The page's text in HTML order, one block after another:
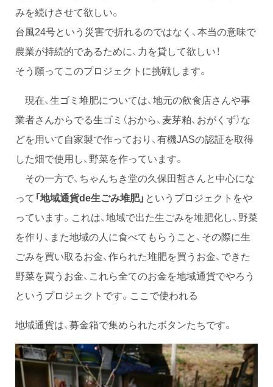
みを続けさせて欲しい。
台風24号という災害で折れるのではなく、本当の意味で
農業が持続的であるために、力を貸して欲しい！
そう願ってこのプロジェクトに挑戦します。
現在、生ゴミ堆肥については、地元の飲食店さんや事
業者さんからでる生ゴミ（おから、麦芽粕、おがくず）な
どを用いて自家製で作っており、有機JASの認証を取得
した畑で使用し、野菜を作っています。
その一方で、ちゃんちき堂の久保田哲さんと中心にな
って 「地域通貨de生ごみ堆肥」 というプロジェクトをや
っています。これは、地域で出た生ごみを堆肥化し、野菜
を作り、また地域の人に食べてもらうこと、その際に生
ごみを買い取るお金、作られた堆肥を買うお金、できた
野菜を買うお金、これら全てのお金を地域通貨でやろう
というプロジェクトです。ここで使われる
地域通貨は、募金箱で集められたボタンたちです。